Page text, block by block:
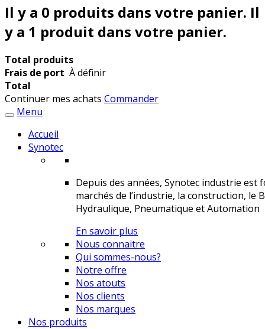
Il y a 0 produits dans votre panier. Il
y a 1 produit dans votre panier.
Total produits
Frais de port À définir
Total
Continuer mes achats Commander
Menu
Accueil
Synotec
Depuis des années, Synotec industrie
marchés de l’industrie, la construction, le
Hydraulique, Pneumatique et Automation
En savoir plus
Nous connaitre
Qui sommes-nous?
Notre offre
Nos atouts
Nos clients
Nos marques
Nos produits